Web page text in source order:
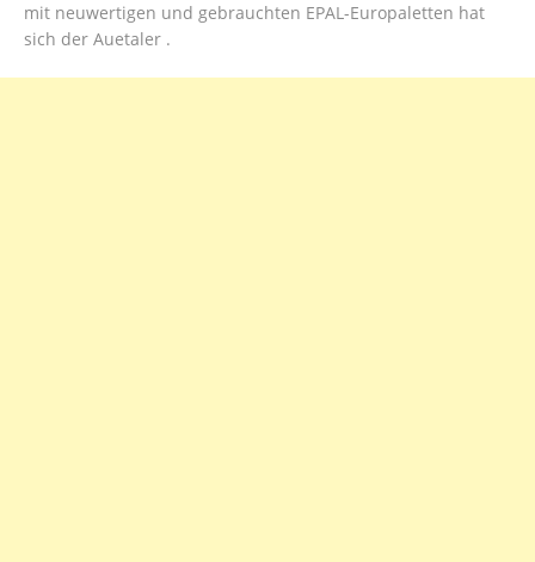
mit neuwertigen und gebrauchten EPAL-Europaletten hat
sich der Auetaler .